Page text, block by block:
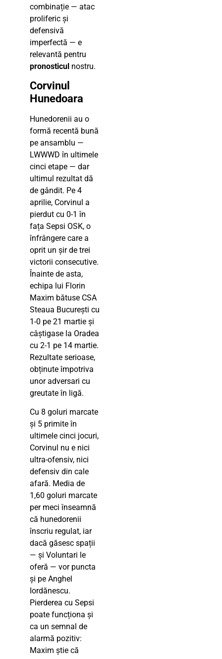
combinație — atac
proliferic și
defensivă
imperfectă — e
relevantă pentru
pronosticul nostru.
Corvinul
Hunedoara
Hunedorenii au o
formă recentă bună
pe ansamblu —
LWWWD în ultimele
cinci etape — dar
ultimul rezultat dă
de gândit. Pe 4
aprilie, Corvinul a
pierdut cu 0-1 în
fața Sepsi OSK, o
înfrângere care a
oprit un șir de trei
victorii consecutive.
Înainte de asta,
echipa lui Florin
Maxim bătuse CSA
Steaua București cu
1-0 pe 21 martie și
câștigase la Oradea
cu 2-1 pe 14 martie.
Rezultate serioase,
obținute împotriva
unor adversari cu
greutate în ligă.
Cu 8 goluri marcate
și 5 primite în
ultimele cinci jocuri,
Corvinul nu e nici
ultra-ofensiv, nici
defensiv din cale
afară. Media de
1,60 goluri marcate
per meci înseamnă
că hunedorenii
înscriu regulat, iar
dacă găsesc spații
— și Voluntari le
oferă — vor puncta
și pe Anghel
Iordănescu.
Pierderea cu Sepsi
poate funcționa și
ca un semnal de
alarmă pozitiv:
Maxim știe că